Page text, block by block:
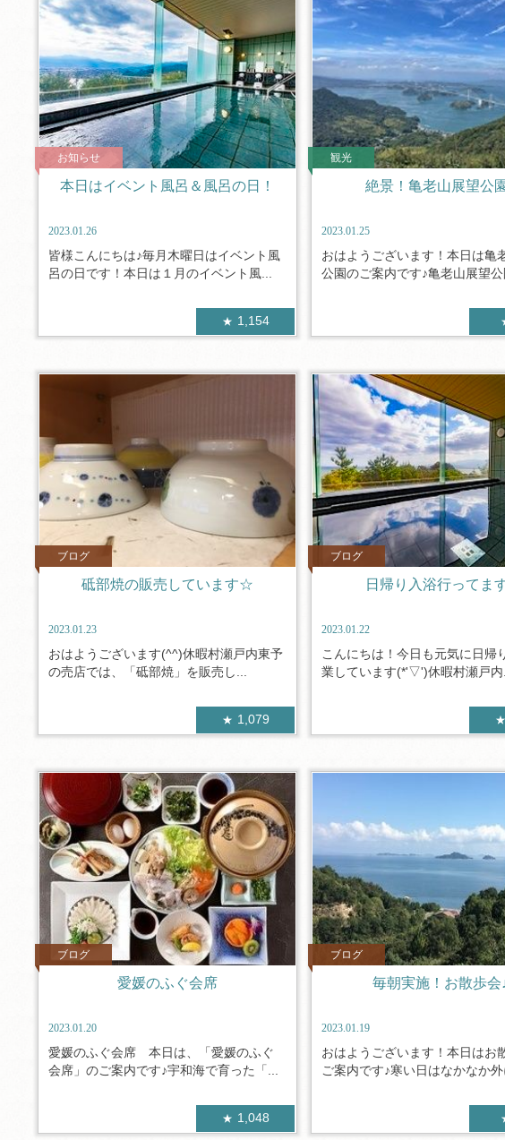
お知らせ
本日はイベント風呂＆風呂の日！
2023.01.26
皆様こんにちは♪毎月木曜日はイベント風
呂の日です！本日は１月のイベント風...
1,154
観光
絶景！亀老山展望公
2023.01.25
おはようございます！本日は亀
公園のご案内です♪亀老山展望公
ブログ
砥部焼の販売しています☆
2023.01.23
おはようございます(^^)休暇村瀬戸内東予
の売店では、「砥部焼」を販売し...
1,079
ブログ
日帰り入浴行ってま
2023.01.22
こんにちは！今日も元気に日帰
業しています(*'▽')休暇村瀬戸内
ブログ
愛媛のふぐ会席
2023.01.20
愛媛のふぐ会席 本日は、「愛媛のふぐ
会席」のご案内です♪宇和海で育った「...
1,048
ブログ
毎朝実施！お散歩会
2023.01.19
おはようございます！本日はお
ご案内です♪寒い日はなかなか外